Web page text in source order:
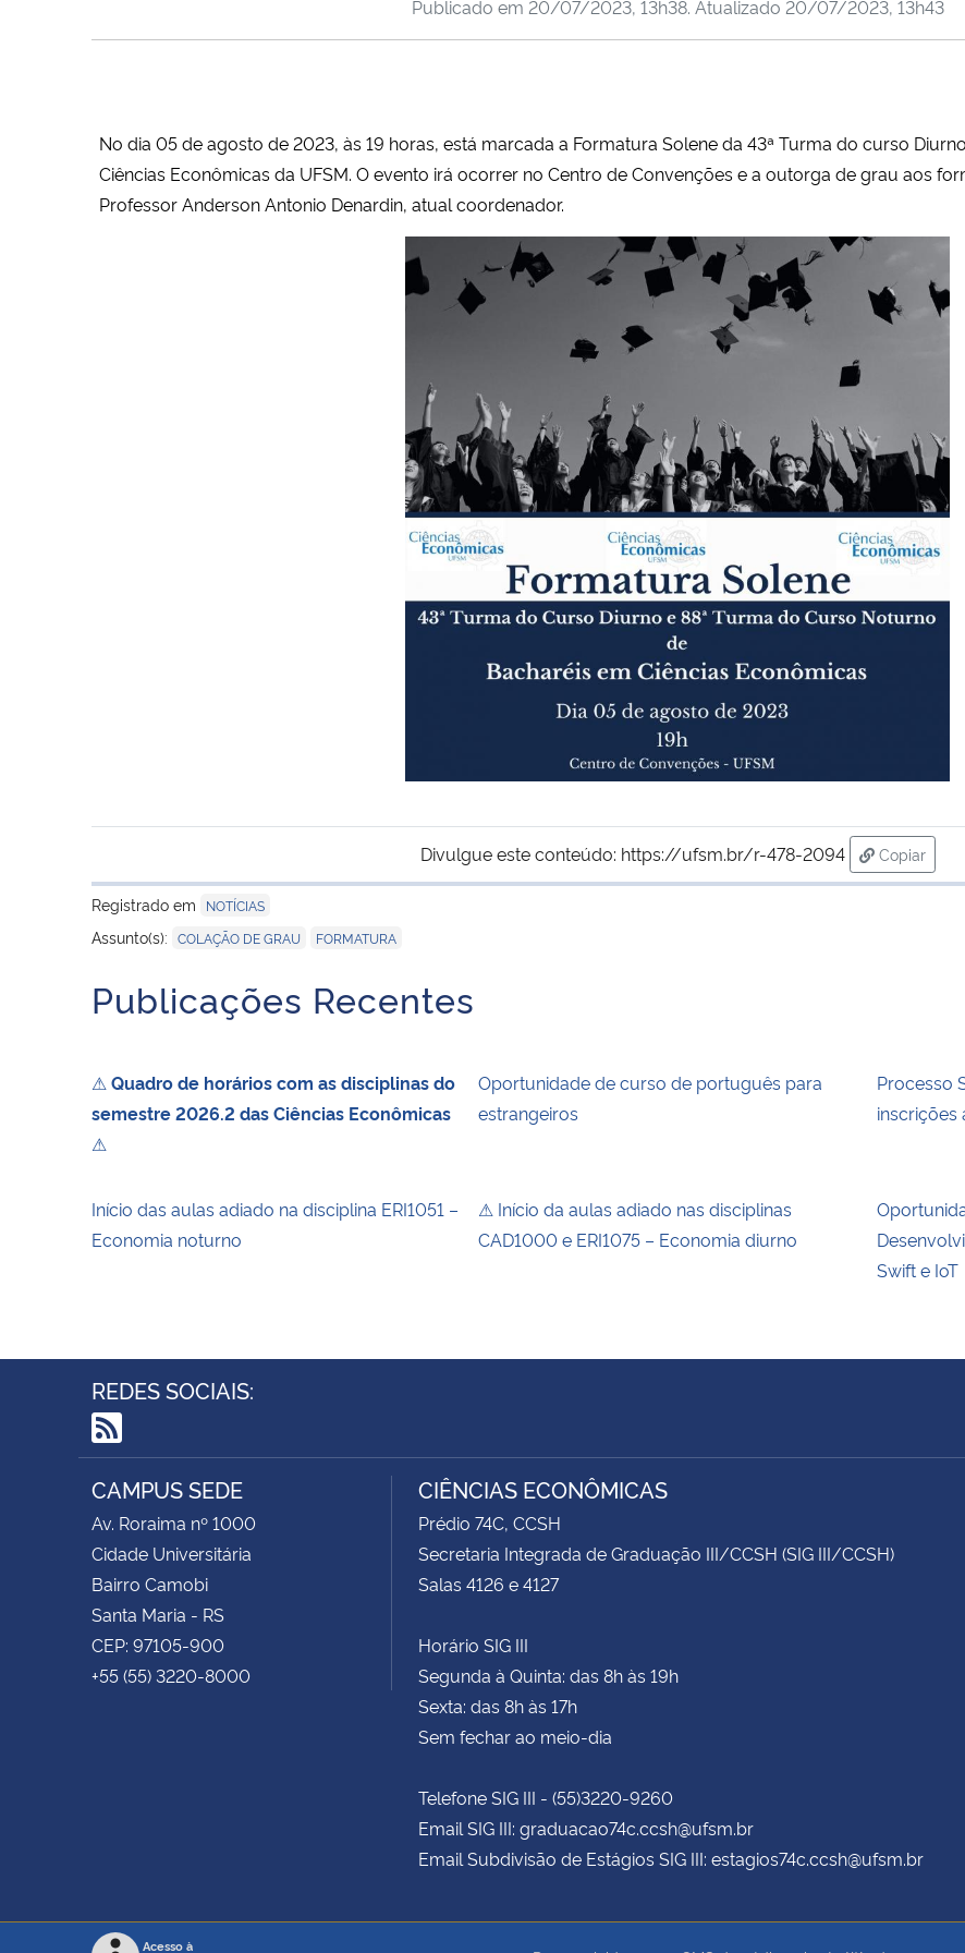
Publicado em 20/07/2023, 13h38. Atualizado 20/07/2023, 13h43
No dia 05 de agosto de 2023, às 19 horas, está marcada a Formatura Solene da 43ª Turma do curso
Ciências Econômicas da UFSM. O evento irá ocorrer no Centro de Convenções e a outorga de grau aos
Professor Anderson Antonio Denardin, atual coordenador.
Divulgue este conteúdo: https://ufsm.br/r-478-2094
Copiar
para área
Registrado em
NOTÍCIAS
Assunto(s): COLAÇÃO DE GRAU FORMATURA
Publicações Recentes
⚠ Quadro de horários com as disciplinas do
semestre 2026.2 das Ciências Econômicas
⚠
Oportunidade de curso de português para
estrangeiros
Processo
inscrições
Início das aulas adiado na disciplina ERI1051 –
Economia noturno
⚠ Início da aulas adiado nas disciplinas
CAD1000 e ERI1075 – Economia diurno
Swift e IoT
REDES SOCIAIS:
RSS
CAMPUS SEDE
Av. Roraima nº 1000
Cidade Universitária
Bairro Camobi
Santa Maria - RS
CEP: 97105-900
+55 (55) 3220-8000
CIÊNCIAS ECONÔMICAS
Prédio 74C, CCSH
Secretaria Integrada de Graduação III/CCSH (SIG III/CCSH)
Salas 4126 e 4127
Horário SIG III
Segunda à Quinta: das 8h às 19h
Sexta: das 8h às 17h
Sem fechar ao meio-dia
Telefone SIG III - (55)3220-9260
Email SIG III: graduacao74c.ccsh@ufsm.br
Email Subdivisão de Estágios SIG III: estagios74c.ccsh@ufsm.br
Acesso à